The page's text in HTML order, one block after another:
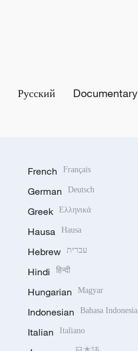
Русский Documentary
French Français
German Deutsch
Greek Ελληνικά
Hausa Hausa
Hebrew עברית
Hindi हिन्दी
Hungarian Magyar
Indonesian Bahasa Indonesia
Italian Italiano